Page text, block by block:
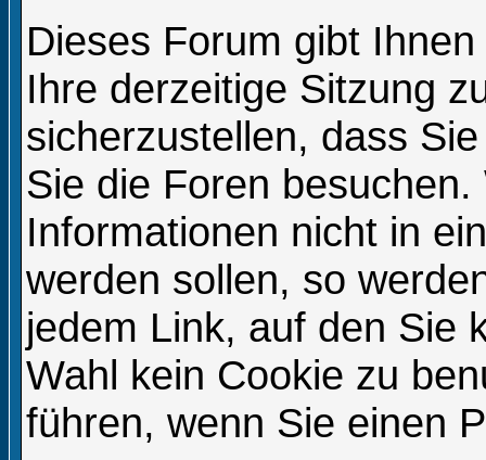
Dieses Forum gibt
Ihre derzeitige Sitzung
sicherzustellen, dass
Sie die Foren
Informationen nicht in
werden sollen, so
jedem Link, auf den Sie
Wahl kein Cookie zu
führen, wenn Sie einen